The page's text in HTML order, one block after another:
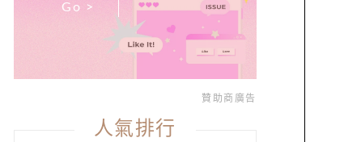
Go >
贊助商廣告
人氣排行